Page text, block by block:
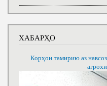
ХАБАРҲО
Корҳои тамирию аз